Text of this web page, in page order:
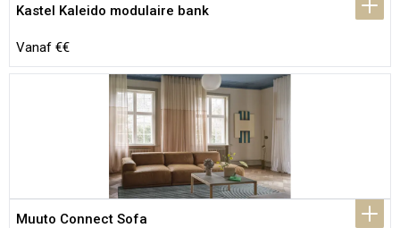
Kastel Kaleido modulaire bank
Vanaf €€
Muuto Connect Sofa